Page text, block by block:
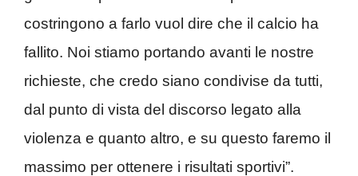
costringono a farlo vuol dire che il calcio ha
fallito. Noi stiamo portando avanti le nostre
richieste, che credo siano condivise da tutti,
dal punto di vista del discorso legato alla
violenza e quanto altro, e su questo faremo il
massimo per ottenere i risultati sportivi”.